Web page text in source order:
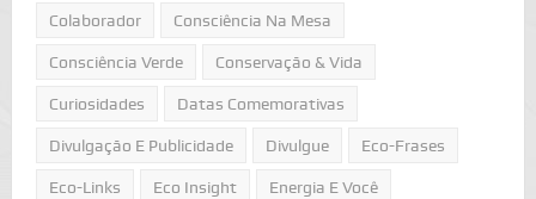
Colaborador Consciência Na Mesa
Consciência Verde Conservação & Vida
Curiosidades Datas Comemorativas
Divulgação E Publicidade Divulgue Eco-Frases
Eco-Links Eco Insight Energia E Você